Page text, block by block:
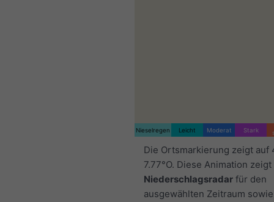
Nieselregen Leicht Moderat Stark
Die Ortsmarkierung zeigt auf
7.77°O. Diese Animation zeigt
Niederschlagsradar für den
ausgewählten Zeitraum